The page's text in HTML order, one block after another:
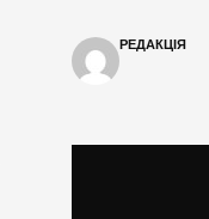
РЕДАКЦІЯ